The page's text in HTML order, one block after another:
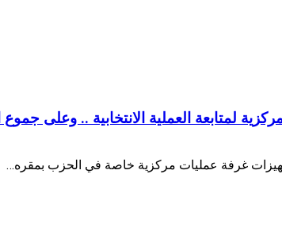
لمتابعة العملية الانتخابية .. وعلى
غرفة عمليات مركزية خاصة في الحزب بمقره…